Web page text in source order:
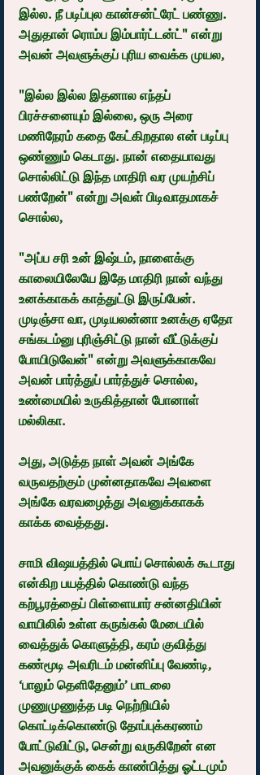
இல்ல. நீ படிப்புல கான்சன்ட்ரேட் பண்ணு.
அதுதான் ரொம்ப இம்பார்ட்டன்ட்" என்று
அவன் அவளுக்குப் புரிய வைக்க முயல,
"இல்ல இல்ல இதனால எந்தப்
பிரச்சனையும் இல்லை, ஒரு அரை
மணிநேரம் கதை கேட்கிறதால என் படிப்பு
ஒண்ணும் கெடாது. நான் எதையாவது
சொல்லிட்டு இந்த மாதிரி வர முயற்சிப்
பண்றேன்" என்று அவள் பிடிவாதமாகச்
சொல்ல,
"அப்ப சரி உன் இஷ்டம், நாளைக்கு
காலையிலேயே இதே மாதிரி நான் வந்து
உனக்காகக் காத்துட்டு இருப்பேன்.
முடிஞ்சா வா, முடியலன்னா உனக்கு ஏதோ
சங்கடம்னு புரிஞ்சிட்டு நான் வீட்டுக்குப்
போயிடுவேன்" என்று அவளுக்காகவே
அவன் பார்த்துப் பார்த்துச் சொல்ல,
உண்மையில் உருகித்தான் போனாள்
மல்லிகா.
அது, அடுத்த நாள் அவன் அங்கே
வருவதற்கும் முன்னதாகவே அவளை
அங்கே வரவழைத்து அவனுக்காகக்
காக்க வைத்தது.
சாமி விஷயத்தில் பொய் சொல்லக் கூடாது
என்கிற பயத்தில் கொண்டு வந்த
கற்பூரத்தைப் பிள்ளையார் சன்னதியின்
வாயிலில் உள்ள கருங்கல் மேடையில்
வைத்துக் கொளுத்தி, கரம் குவித்து
கண்மூடி அவரிடம் மன்னிப்பு வேண்டி,
‘பாலும் தெளிதேனும்’ பாடலை
முணுமுணுத்த படி நெற்றியில்
கொட்டிக்கொண்டு தோப்புக்கரணம்
போட்டுவிட்டு, சென்று வருகிறேன் என
அவனுக்குக் கைக் காண்பித்து ஓட்டமும்